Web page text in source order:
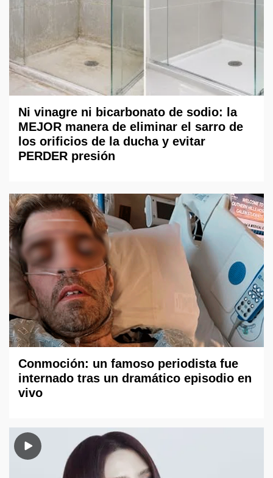
Ni vinagre ni bicarbonato de sodio: la
MEJOR manera de eliminar el sarro de
los orificios de la ducha y evitar
PERDER presión
Conmoción: un famoso periodista fue
internado tras un dramático episodio en
vivo